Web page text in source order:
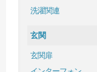
洗濯関連
玄関
玄関扉